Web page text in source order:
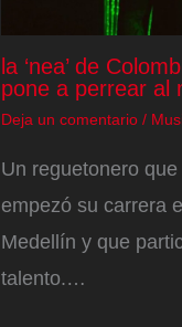
la ‘nea’ de
pone a perrear al
Deja un comentario /
Un reguetonero
empezó su carrera
Medellín y que
talento.…